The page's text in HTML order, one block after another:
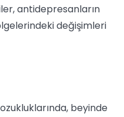
antidepresanların
değişimleri
beyinde